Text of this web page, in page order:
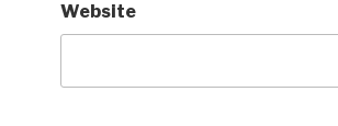
Website